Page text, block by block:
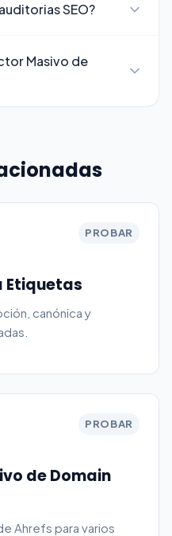
SEO?
Masivo de
PROBAR
Etiquetas
canónica y
PROBAR
de Domain
Ahrefs para varios